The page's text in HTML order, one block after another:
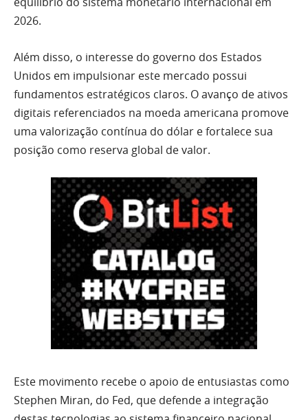
2026.
Além disso, o interesse do governo dos Estados
Unidos em impulsionar este mercado possui
fundamentos estratégicos claros. O avanço de ativos
digitais referenciados na moeda americana promove
uma valorização contínua do dólar e fortalece sua
posição como reserva global de valor.
Este movimento recebe o apoio de entusiastas como
Stephen Miran, do Fed, que defende a integração